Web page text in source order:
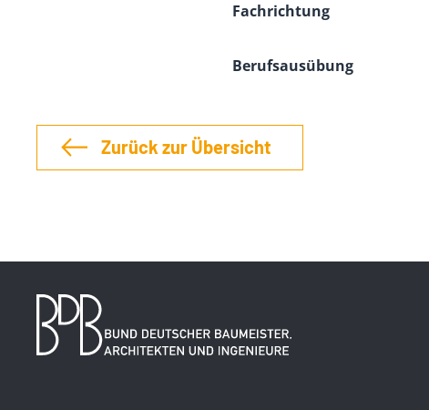
Fachrichtung
Berufsausübung
Zurück zur Übersicht